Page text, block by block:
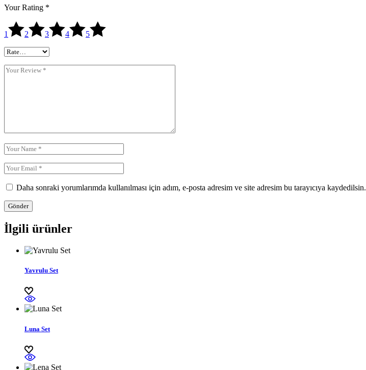
Your Rating *
1 2 3 4 5
Daha sonraki yorumlarımda kullanılması için adım, e-posta adresim ve site adresim bu tarayıcıya kaydedilsin.
Gönder
İlgili ürünler
Yavrulu Set
Luna Set